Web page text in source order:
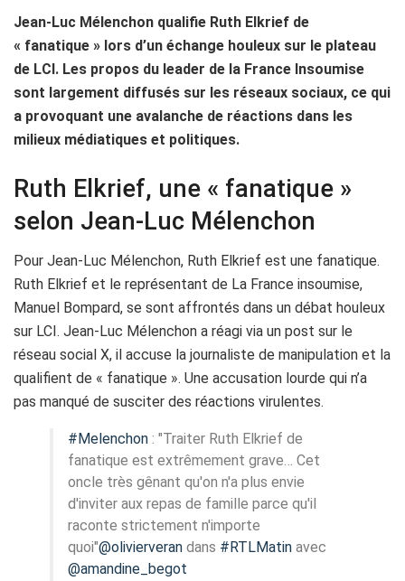
Jean-Luc Mélenchon qualifie Ruth Elkrief de
« fanatique » lors d’un échange houleux sur le plateau
de LCI. Les propos du leader de la France Insoumise
sont largement diffusés sur les réseaux sociaux, ce qui
a provoquant une avalanche de réactions dans les
milieux médiatiques et politiques.
Ruth Elkrief, une « fanatique »
selon Jean-Luc Mélenchon
Pour Jean-Luc Mélenchon, Ruth Elkrief est une fanatique.
Ruth Elkrief et le représentant de La France insoumise,
Manuel Bompard, se sont affrontés dans un débat houleux
sur LCI. Jean-Luc Mélenchon a réagi via un post sur le
réseau social X, il accuse la journaliste de manipulation et la
qualifient de « fanatique ». Une accusation lourde qui n’a
pas manqué de susciter des réactions virulentes.
#Melenchon : "Traiter Ruth Elkrief de
fanatique est extrêmement grave… Cet
oncle très gênant qu'on n'a plus envie
d'inviter aux repas de famille parce qu'il
raconte strictement n'importe
quoi"@olivierveran dans #RTLMatin avec
@amandine_begot